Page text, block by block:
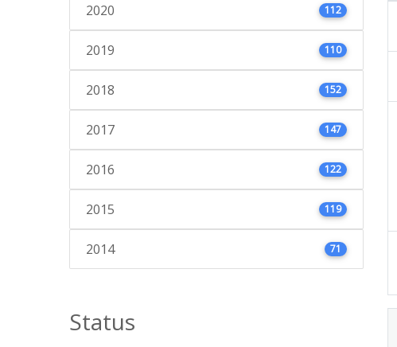
2020 112
2019 110
2018 152
2017 147
2016 122
2015 119
2014 71
Status